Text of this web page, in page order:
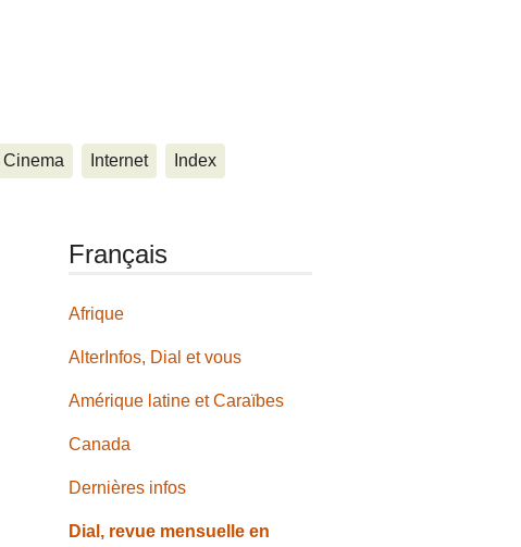
Cinema Internet Index
Français
Afrique
AlterInfos, Dial et vous
Amérique latine et Caraïbes
Canada
Dernières infos
Dial, revue mensuelle en